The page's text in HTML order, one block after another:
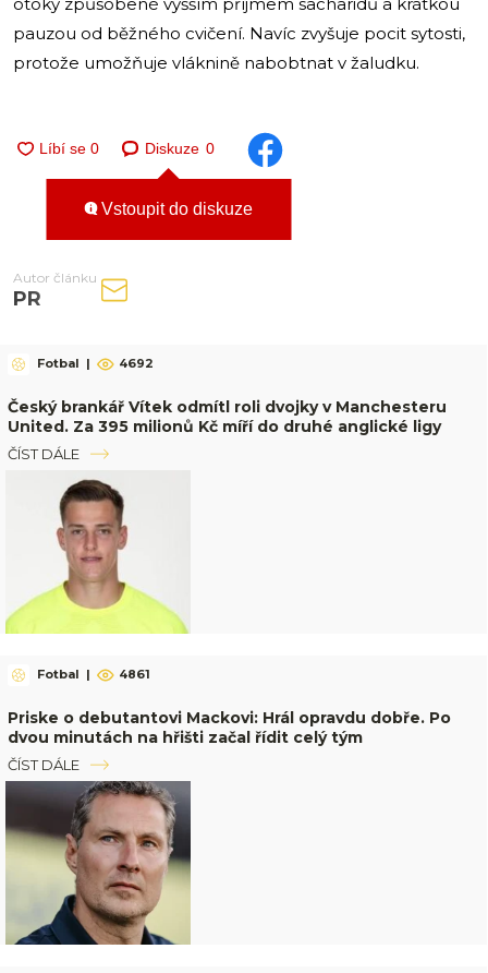
pauzou od běžného cvičení. Navíc zvyšuje pocit sytosti,
protože umožňuje vláknině nabobtnat v žaludku.
Diskuze 0
Vstoupit do diskuze
Autor článku
PR
Fotbal | 4692
Český brankář Vítek odmítl roli dvojky v Manchesteru
United. Za 395 milionů Kč míří do druhé anglické ligy
ČÍST DÁLE
Fotbal | 4861
Priske o debutantovi Mackovi: Hrál opravdu dobře. Po
dvou minutách na hřišti začal řídit celý tým
ČÍST DÁLE